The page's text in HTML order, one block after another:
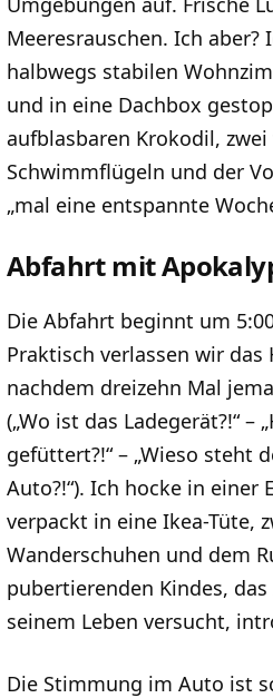
Meeresrauschen. Ich aber?
halbwegs stabilen
und in eine Dachbox
aufblasbaren Krokodil, zwei
Schwimmflügeln und der
„mal eine entspannte
Abfahrt mit
Die Abfahrt beginnt um
Praktisch verlassen wir das
nachdem dreizehn Mal
(„Wo ist das Ladegerät?!“ –
gefüttert?!“ – „Wieso steht
Auto?!“). Ich hocke in einer
verpackt in eine Ikea-Tüte,
Wanderschuhen und dem
pubertierenden Kindes,
seinem Leben versucht,
Die Stimmung im Auto ist